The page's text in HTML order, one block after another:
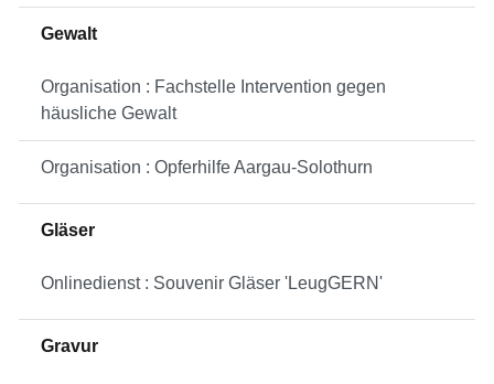
Gewalt
Organisation : Fachstelle Intervention gegen
häusliche Gewalt
Organisation : Opferhilfe Aargau-Solothurn
Gläser
Onlinedienst : Souvenir Gläser 'LeugGERN'
Gravur